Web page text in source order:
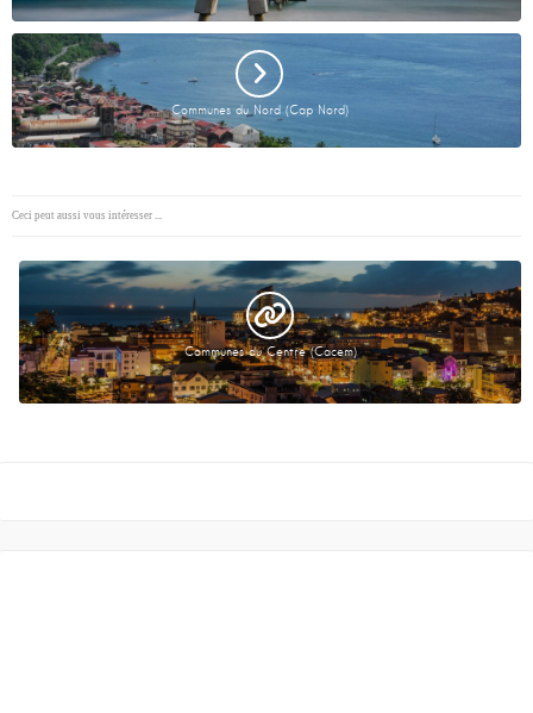
Communes du Nord (Cap Nord)
Ceci peut aussi vous intéresser ...
Communes du Centre (Cacem)